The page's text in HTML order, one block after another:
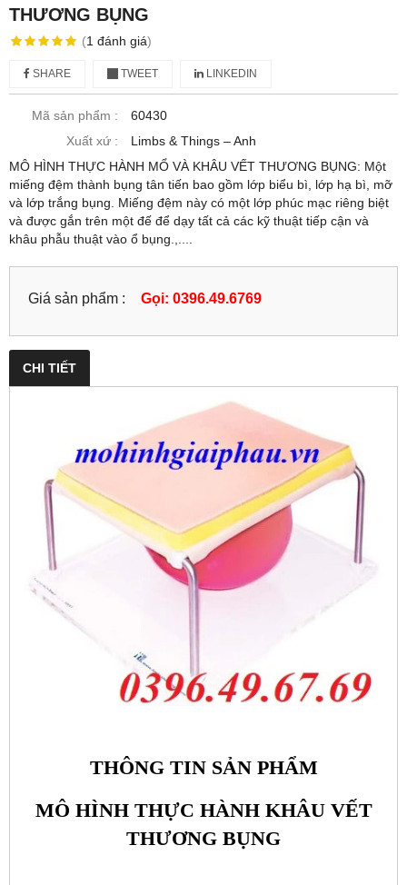
THƯƠNG BỤNG
(1 đánh giá)
SHARE TWEET LINKEDIN
Mã sản phẩm :
60430
Xuất xứ :
Limbs & Things – Anh
MÔ HÌNH THỰC HÀNH MỔ VÀ KHÂU VẾT THƯƠNG BỤNG: Một
miếng đệm thành bụng tân tiến bao gồm lớp biểu bì, lớp hạ bì, mỡ
và lớp trắng bụng. Miếng đệm này có một lớp phúc mạc riêng biệt
và được gắn trên một đế để dạy tất cả các kỹ thuật tiếp cận và
khâu phẫu thuật vào ổ bụng.,....
Giá sản phẩm : Gọi: 0396.49.6769
CHI TIẾT
THÔNG TIN SẢN PHẨM
MÔ HÌNH THỰC HÀNH KHÂU VẾT
THƯƠNG BỤNG